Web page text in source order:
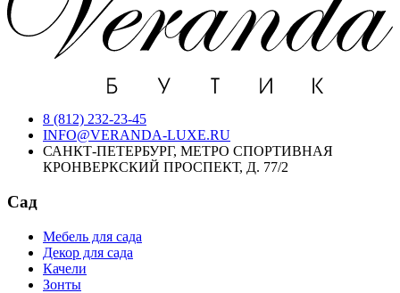
8 (812) 232-23-45
INFO@VERANDA-LUXE.RU
САНКТ-ПЕТЕРБУРГ, МЕТРО СПОРТИВНАЯ
КРОНВЕРКСКИЙ ПРОСПЕКТ, Д. 77/2
Сад
Мебель для сада
Декор для сада
Качели
Зонты